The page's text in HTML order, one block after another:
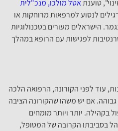
טוענתאטל מולכו, מנכ"לית
לנסוע למרפאות מרוחקות או
הישראלים מעורים בטכנולוגיות
לפגישות עם הרופא במהלך
עוד לפני הקורונה, הרפואה הלכה
גבוהה. אם יש משהו שהקורונה הציבה
בקהילה. יותר ויותר מומחים
בסביבתו הקרובה של המטופל,